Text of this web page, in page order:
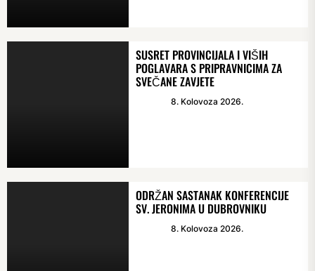
SUSRET PROVINCIJALA I VIŠIH
POGLAVARA S PRIPRAVNICIMA ZA
SVEČANE ZAVJETE
8. Kolovoza 2026.
ODRŽAN SASTANAK KONFERENCIJE
SV. JERONIMA U DUBROVNIKU
8. Kolovoza 2026.